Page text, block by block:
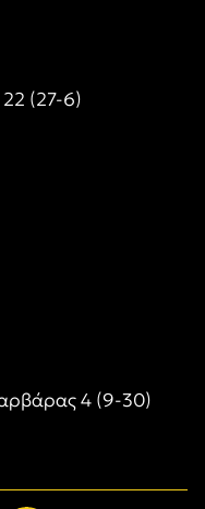
22 (27-6)
4 (9-30)